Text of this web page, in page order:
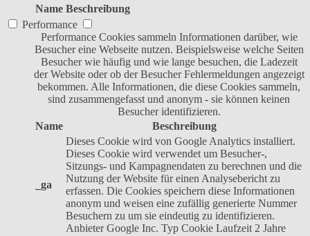
Name Beschreibung
Performance
Performance Cookies sammeln Informationen darüber, wie
Besucher eine Webseite nutzen. Beispielsweise welche Seiten
Besucher wie häufig und wie lange besuchen, die Ladezeit
der Website oder ob der Besucher Fehlermeldungen angezeigt
bekommen. Alle Informationen, die diese Cookies sammeln,
sind zusammengefasst und anonym - sie können keinen
Besucher identifizieren.
Name
Beschreibung
_ga
Dieses Cookie wird von Google Analytics installiert.
Dieses Cookie wird verwendet um Besucher-,
Sitzungs- und Kampagnendaten zu berechnen und die
Nutzung der Website für einen Analysebericht zu
erfassen. Die Cookies speichern diese Informationen
anonym und weisen eine zufällig generierte Nummer
Besuchern zu um sie eindeutig zu identifizieren.
Anbieter Google Inc. Typ Cookie Laufzeit 2 Jahre